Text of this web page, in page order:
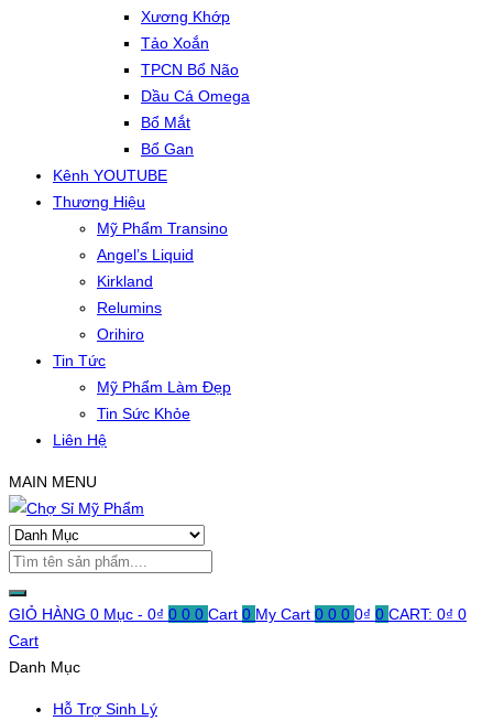
Xương Khớp
Tảo Xoắn
TPCN Bổ Não
Dầu Cá Omega
Bổ Mắt
Bổ Gan
Kênh YOUTUBE
Thương Hiệu
Mỹ Phẩm Transino
Angel’s Liquid
Kirkland
Relumins
Orihiro
Tin Tức
Mỹ Phẩm Làm Đẹp
Tin Sức Khỏe
Liên Hệ
MAIN MENU
GIỎ HÀNG 0 Mục - 0₫ 0 0 0 Cart 0 My Cart 0 0 0 0₫ 0 CART: 0₫ 0
Cart
Danh Mục
Hỗ Trợ Sinh Lý